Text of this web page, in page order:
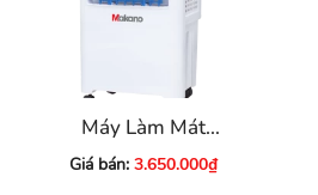
Máy Làm Mát
Makano MKA-
03500B
Giá bán:3.650.000₫